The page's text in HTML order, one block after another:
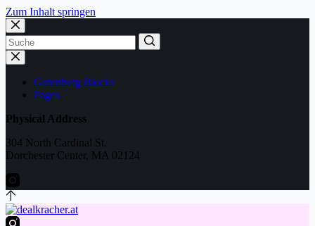
Zum Inhalt springen
No
results
Gutenberg Blocks
Pages
Physical Address
304 North Cardinal St.
Dorchester Center, MA 02124